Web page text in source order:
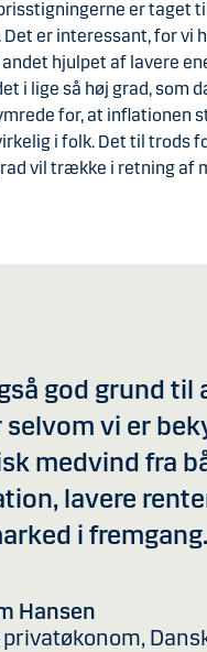
er taget
er interessant, for vi
hjulpet af lavere
i lige så høj grad, som
for, at inflationen
i folk. Det til trods
vil trække i retning af
god grund til
vi er
medvind fra
lavere
i fremgang.
Hansen